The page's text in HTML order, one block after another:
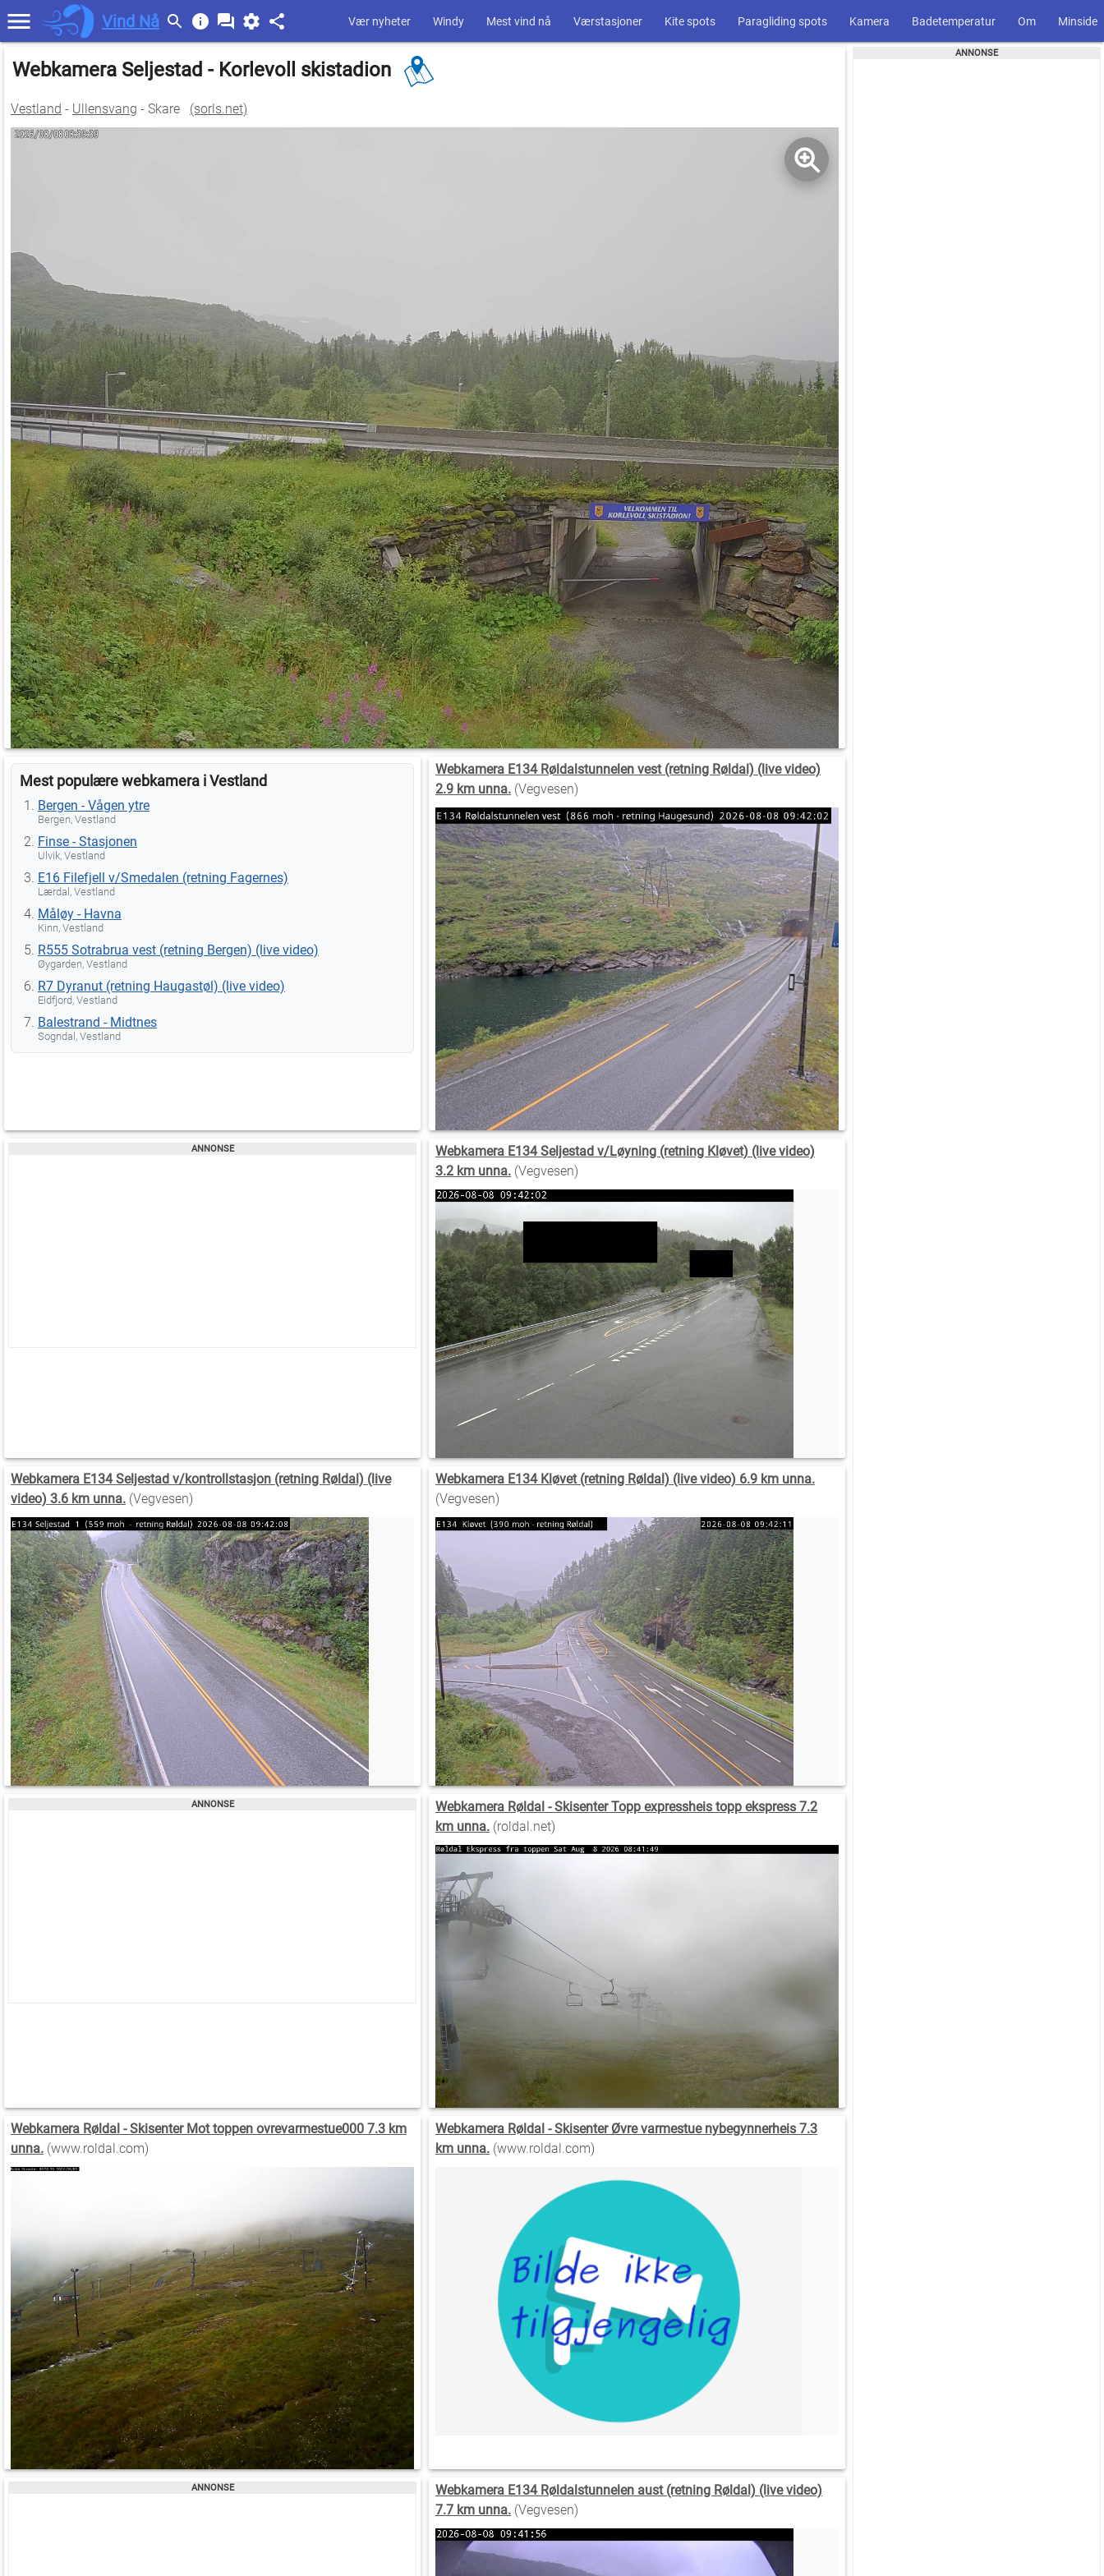
Vind Nå Vær nyheter Windy Mest vind nå Værstasjoner Kite spots Paragliding spots Kamera Badetemperatur Om Minside
Webkamera Seljestad - Korlevoll skistadion
Vestland - Ullensvang - Skare (sorls.net)
Mest populære webkamera i Vestland
Bergen - Vågen ytre
Bergen, Vestland
Finse - Stasjonen
Ulvik, Vestland
E16 Filefjell v/Smedalen (retning Fagernes)
Lærdal, Vestland
Måløy - Havna
Kinn, Vestland
R555 Sotrabrua vest (retning Bergen) (live video)
Øygarden, Vestland
R7 Dyranut (retning Haugastøl) (live video)
Eidfjord, Vestland
Balestrand - Midtnes
Sogndal, Vestland
Webkamera E134 Røldalstunnelen vest (retning Røldal) (live video)
2.9 km unna. (Vegvesen)
Webkamera E134 Seljestad v/Løyning (retning Kløvet) (live video)
3.2 km unna. (Vegvesen)
Webkamera E134 Seljestad v/kontrollstasjon (retning Røldal) (live
video) 3.6 km unna. (Vegvesen)
Webkamera E134 Kløvet (retning Røldal) (live video) 6.9 km unna.
(Vegvesen)
Webkamera Røldal - Skisenter Topp expressheis topp ekspress 7.2
km unna. (roldal.net)
Webkamera Røldal - Skisenter Mot toppen ovrevarmestue000 7.3 km
unna. (www.roldal.com)
Webkamera Røldal - Skisenter Øvre varmestue nybegynnerheis 7.3
km unna. (www.roldal.com)
Webkamera E134 Røldalstunnelen aust (retning Røldal) (live video)
7.7 km unna. (Vegvesen)